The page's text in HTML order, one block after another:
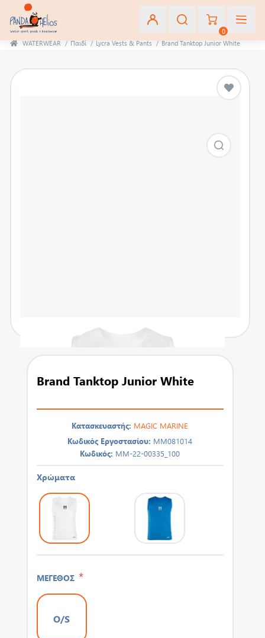
0
WATERWEAR / Παιδί / Lycra Vests & Pants / Brand Tanktop Junior White
Brand Tanktop Junior White
Κατασκευαστής: MAGIC MARINE
Κωδικός Εργοστασίου: MM081014
Κωδικός: MM-22-00335_100
Χρώματα
ΜΕΓΕΘΟΣ *
O/S